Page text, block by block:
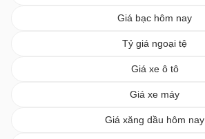
Giá bạc hôm nay
Tỷ giá ngoại tệ
Giá xe ô tô
Giá xe máy
Giá xăng dầu hôm nay